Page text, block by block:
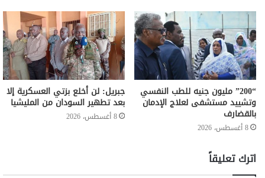
“200” مليون جنيه للطب النفسي
وتشييد مستشفى لعلاج الإدمان
بالقضارف
8 أغسطس، 2026
جبريل: لن أخلع بزتي العسكرية إلا
بعد تطهير السودان من المليشيا
8 أغسطس، 2026
اترك تعليقاً